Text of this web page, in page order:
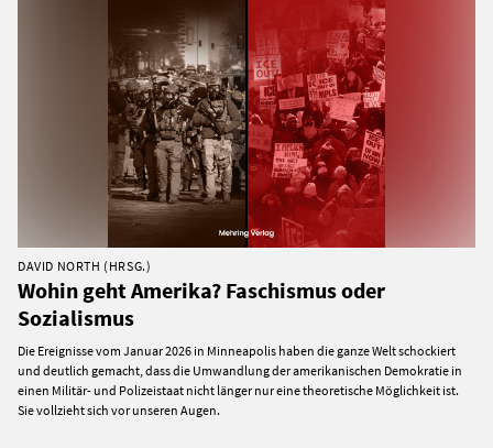
DAVID NORTH (HRSG.)
Wohin geht Amerika? Faschismus oder
Sozialismus
Die Ereignisse vom Januar 2026 in Minneapolis haben die ganze Welt schockiert
und deutlich gemacht, dass die Umwandlung der amerikanischen Demokratie in
einen Militär- und Polizeistaat nicht länger nur eine theoretische Möglichkeit ist.
Sie vollzieht sich vor unseren Augen.